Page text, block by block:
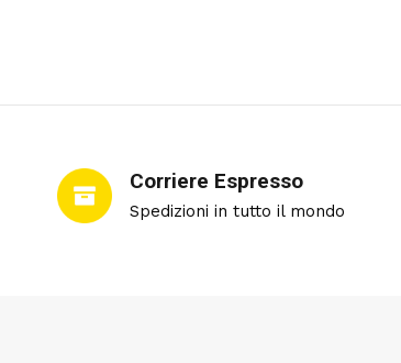
Corriere Espresso
Spedizioni in tutto il mondo